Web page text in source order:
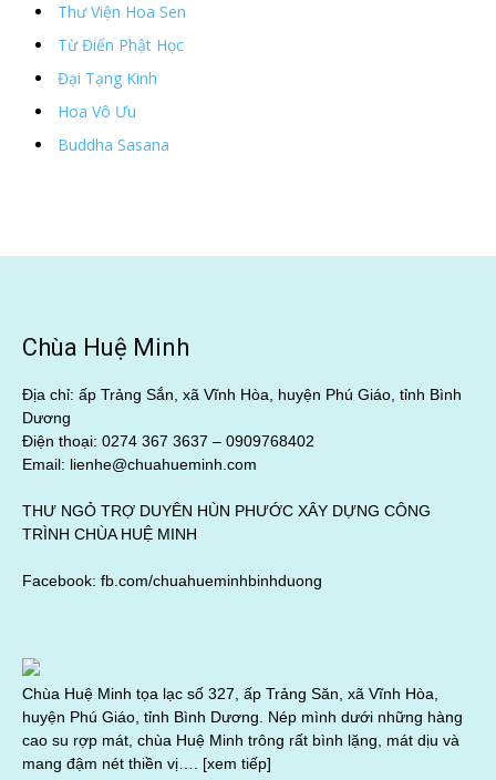
Thư Viện Hoa Sen
Từ Điển Phật Học
Đại Tạng Kinh
Hoa Vô Ưu
Buddha Sasana
Chùa Huệ Minh
Địa chỉ: ấp Trảng Sắn, xã Vĩnh Hòa, huyện Phú Giáo, tỉnh Bình
Dương
Điện thoại: 0274 367 3637 – 0909768402
Email: lienhe@chuahueminh.com
THƯ NGỎ TRỢ DUYÊN HÙN PHƯỚC XÂY DỰNG CÔNG
TRÌNH CHÙA HUỆ MINH
Facebook: fb.com/chuahueminhbinhduong
Chùa Huệ Minh tọa lạc số 327, ấp Trảng Săn, xã Vĩnh Hòa,
huyện Phú Giáo, tỉnh Bình Dương. Nép mình dưới những hàng
cao su rợp mát, chùa Huệ Minh trông rất bình lặng, mát dịu và
mang đậm nét thiền vị…. [xem tiếp]